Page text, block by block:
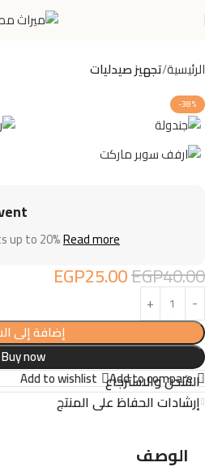
الرئيسية تجهيز صيدليات
-38%
up to 20%Read more
EGP40.00
EGP25.00
إضافة إلى
Buy now
Add to compare
Add to wishlist الشحن والاسترجاع
إرشادات الحفاظ على المنتج
الوصف